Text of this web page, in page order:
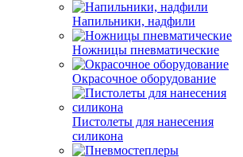
Напильники, надфили
Ножницы пневматические
Окрасочное оборудование
Пистолеты для нанесения
силикона